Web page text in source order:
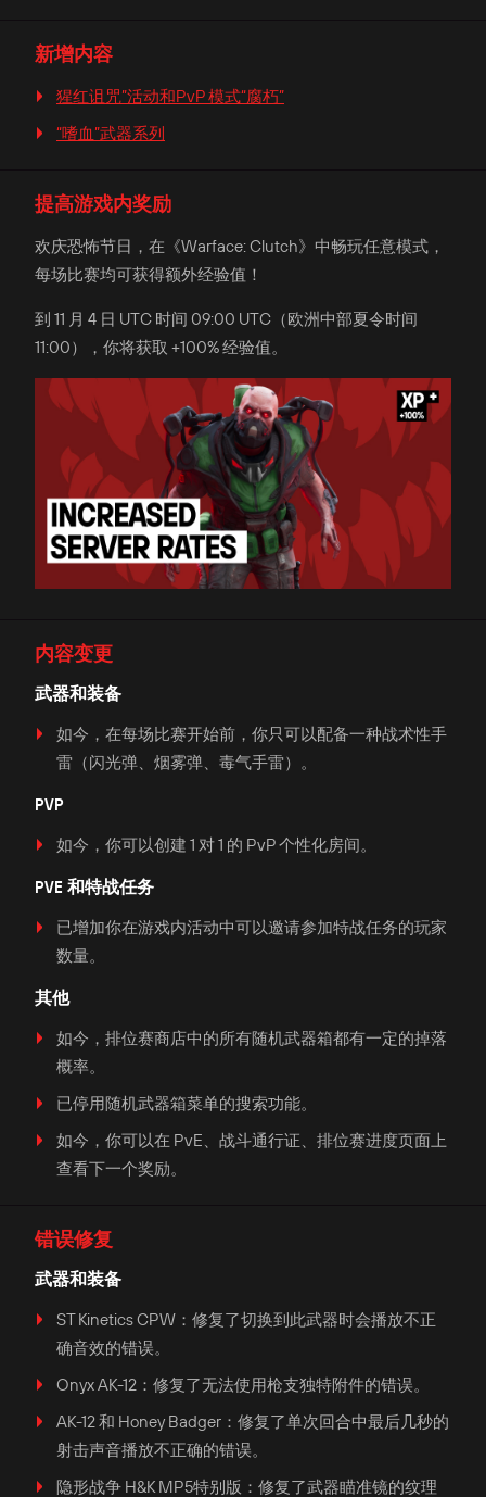
新增内容
猩红诅咒”活动和PvP 模式“腐朽”
“嗜血”武器系列
提高游戏内奖励
欢庆恐怖节日，在《Warface: Clutch》中畅玩任意模式，
每场比赛均可获得额外经验值！
到 11 月 4 日 UTC 时间 09:00 UTC（欧洲中部夏令时间
11:00），你将获取 +100% 经验值。
内容变更
武器和装备
如今，在每场比赛开始前，你只可以配备一种战术性手
雷（闪光弹、烟雾弹、毒气手雷）。
PVP
如今，你可以创建 1 对 1 的 PvP 个性化房间。
PVE 和特战任务
已增加你在游戏内活动中可以邀请参加特战任务的玩家
数量。
其他
如今，排位赛商店中的所有随机武器箱都有一定的掉落
概率。
已停用随机武器箱菜单的搜索功能。
如今，你可以在 PvE、战斗通行证、排位赛进度页面上
查看下一个奖励。
错误修复
武器和装备
ST Kinetics CPW：修复了切换到此武器时会播放不正
确音效的错误。
Onyx AK-12：修复了无法使用枪支独特附件的错误。
AK-12 和 Honey Badger：修复了单次回合中最后几秒的
射击声音播放不正确的错误。
隐形战争 H&K MP5特别版：修复了武器瞄准镜的纹理